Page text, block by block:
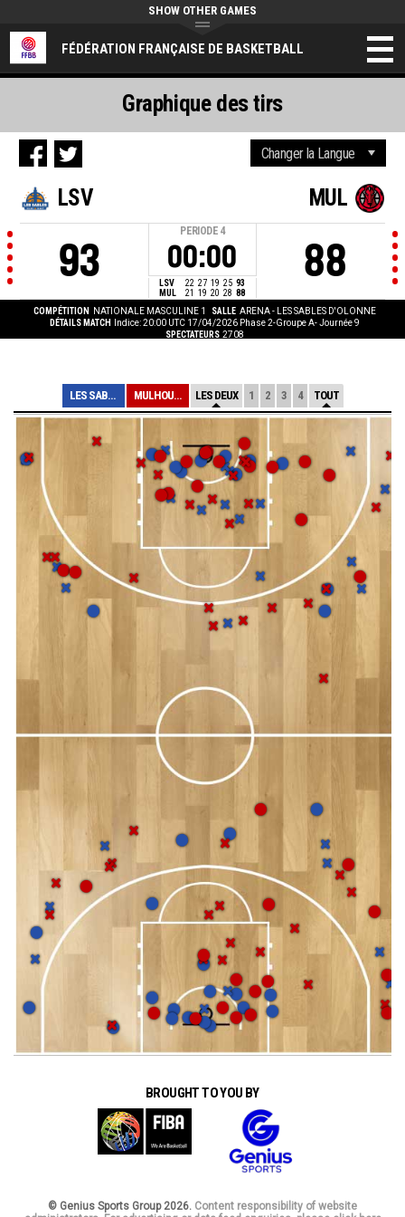
FÉDÉRATION FRANÇAISE DE BASKETBALL
SHOW OTHER GAMES
LSV
93
PERIODE 4
00:00
LSV 22 27 19 25 93
MUL
21 19 20 28 88
MUL
88
COMPÉTITION NATIONALE MASCULINE 1 SALLE ARENA - LES SABLES D'OLONNE
DÉTAILS MATCH
Indice: 20:00 UTC 17/04/2026 Phase 2-Groupe A- Journée 9
SPECTATEURS 2708
Graphique des tirs
LES SABLES MULHOUSE LES DEUX 1 2 3 4 TOUT
BROUGHT TO YOU BY
© Genius Sports Group 2026. Content responsibility of website